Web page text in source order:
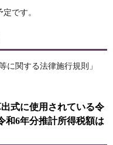
です。
に関する法律施行規則」
式に使用されている令
和6年分推計所得税額は